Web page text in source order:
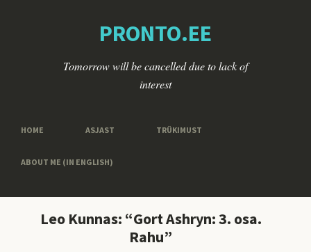
PRONTO.EE
Tomorrow will be cancelled due to lack of
interest
HOME ASJAST TRÜKIMUST
ABOUT ME (IN ENGLISH)
Leo Kunnas: “Gort Ashryn: 3. osa.
Rahu”